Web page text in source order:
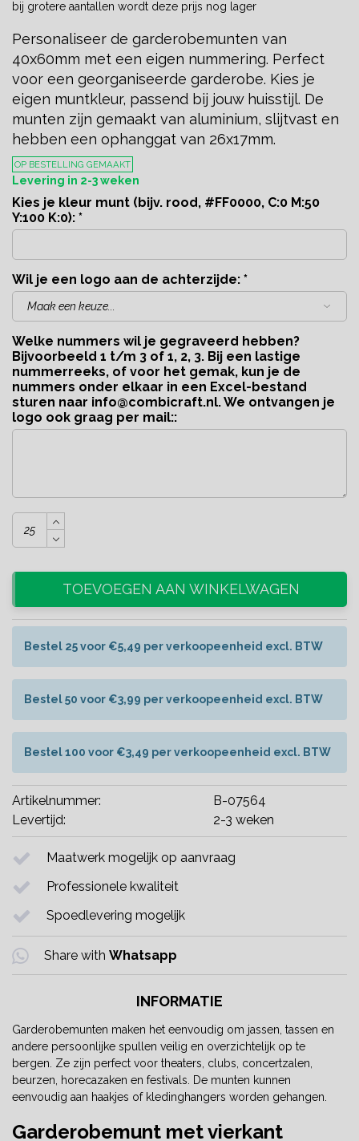
bij grotere aantallen wordt deze prijs nog lager
Personaliseer de garderobemunten van
40x60mm met een eigen nummering. Perfect
voor een georganiseerde garderobe. Kies je
eigen muntkleur, passend bij jouw huisstijl. De
munten zijn gemaakt van aluminium, slijtvast en
hebben een ophanggat van 26x17mm.
OP BESTELLING GEMAAKT
Levering in 2-3 weken
Kies je kleur munt (bijv. rood, #FF0000, C:0 M:50
Y:100 K:0): *
Wil je een logo aan de achterzijde: *
Welke nummers wil je gegraveerd hebben?
Bijvoorbeeld 1 t/m 3 of 1, 2, 3. Bij een lastige
nummerreeks, of voor het gemak, kun je de
nummers onder elkaar in een Excel-bestand
sturen naar info@combicraft.nl. We ontvangen je
logo ook graag per mail::
TOEVOEGEN AAN WINKELWAGEN
Bestel 25 voor €5,49 per verkoopeenheid excl. BTW
Bestel 50 voor €3,99 per verkoopeenheid excl. BTW
Bestel 100 voor €3,49 per verkoopeenheid excl. BTW
Artikelnummer:
B-07564
Levertijd:
2-3 weken
Maatwerk mogelijk op aanvraag
Professionele kwaliteit
Spoedlevering mogelijk
Share with Whatsapp
INFORMATIE
Garderobemunten maken het eenvoudig om jassen, tassen en
andere persoonlijke spullen veilig en overzichtelijk op te
bergen. Ze zijn perfect voor theaters, clubs, concertzalen,
beurzen, horecazaken en festivals. De munten kunnen
eenvoudig aan haakjes of kledinghangers worden gehangen.
Garderobemunt met vierkant